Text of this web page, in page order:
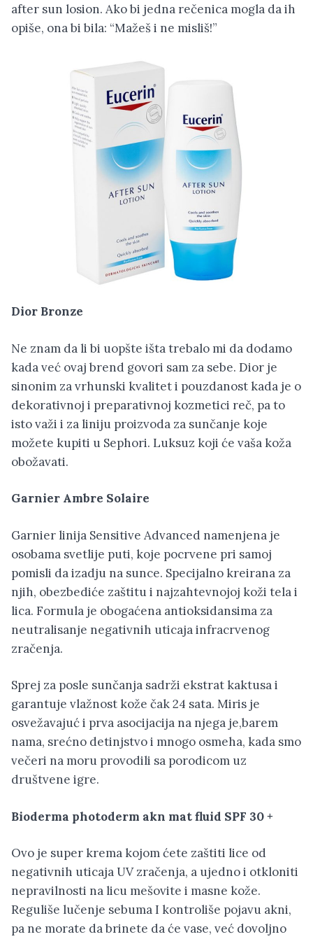
after sun losion. Ako bi jedna rečenica mogla da ih
opiše, ona bi bila: “Mažeš i ne misliš!”
Dior Bronze
Ne znam da li bi uopšte išta trebalo mi da dodamo
kada već ovaj brend govori sam za sebe. Dior je
sinonim za vrhunski kvalitet i pouzdanost kada je o
dekorativnoj i preparativnoj kozmetici reč, pa to
isto važi i za liniju proizvoda za sunčanje koje
možete kupiti u Sephori. Luksuz koji će vaša koža
obožavati.
Garnier Ambre Solaire
Garnier linija Sensitive Advanced namenjena je
osobama svetlije puti, koje pocrvene pri samoj
pomisli da izadju na sunce. Specijalno kreirana za
njih, obezbediće zaštitu i najzahtevnojoj koži tela i
lica. Formula je obogaćena antioksidansima za
neutralisanje negativnih uticaja infracrvenog
zračenja.
Sprej za posle sunčanja sadrži ekstrat kaktusa i
garantuje vlažnost kože čak 24 sata. Miris je
osvežavajuć i prva asocijacija na njega je,barem
nama, srećno detinjstvo i mnogo osmeha, kada smo
večeri na moru provodili sa porodicom uz
društvene igre.
Bioderma photoderm akn mat fluid SPF 30 +
Ovo je super krema kojom ćete zaštiti lice od
negativnih uticaja UV zračenja, a ujedno i otkloniti
nepravilnosti na licu mešovite i masne kože.
Reguliše lučenje sebuma I kontroliše pojavu akni,
pa ne morate da brinete da će vase, već dovoljno